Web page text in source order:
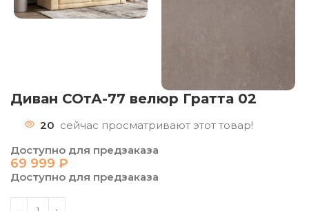
Диван СОтА-77 велюр Гратта 02
20 сейчас просматривают этот товар!
Доступно для предзаказа
69 999 ₽
Доступно для предзаказа